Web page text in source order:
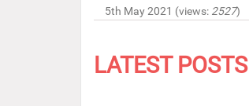
5th May 2021 (views: 2527)
LATEST POSTS